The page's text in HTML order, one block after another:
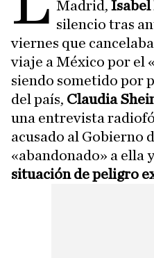
Madrid, Isabel
silencio tras
viernes que
viaje a México por el
siendo sometido por
del país, Claudia
una entrevista
acusado al Gobierno
«abandonado» a ella
situación de peligro